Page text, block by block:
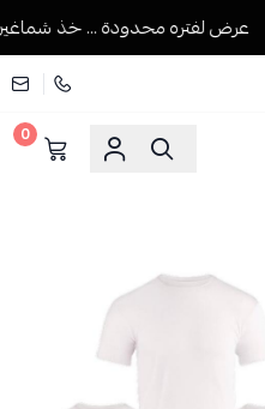
عرض لفتره محدودة ... خذ شماغين
0